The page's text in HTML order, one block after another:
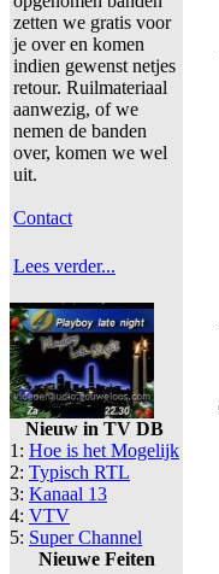
zetten we gratis voor
je over en komen
indien gewenst netjes
retour. Ruilmateriaal
aanwezig, of we
nemen de banden
over, komen we wel
uit.
Contact
Lees verder...
Nieuw in TV DB
1: Hoe is het Mogelijk
2: Typisch RTL
3: Kanaal 13
4: VTV
5: Super Channel
Nieuwe Feiten